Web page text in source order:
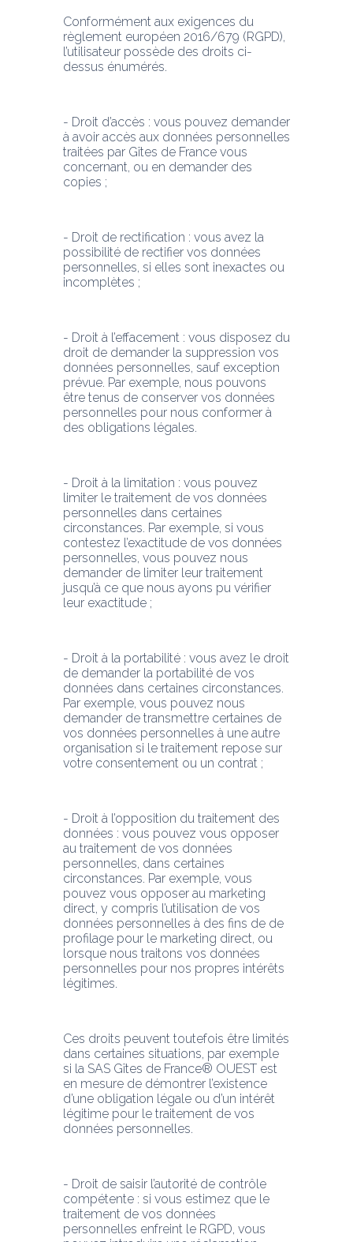
Conformément aux exigences du
règlement européen 2016/679 (RGPD),
l’utilisateur possède des droits ci-
dessus énumérés.
- Droit d’accès : vous pouvez demander
à avoir accès aux données personnelles
traitées par Gîtes de France vous
concernant, ou en demander des
copies ;
- Droit de rectification : vous avez la
possibilité de rectifier vos données
personnelles, si elles sont inexactes ou
incomplètes ;
- Droit à l’effacement : vous disposez du
droit de demander la suppression vos
données personnelles, sauf exception
prévue. Par exemple, nous pouvons
être tenus de conserver vos données
personnelles pour nous conformer à
des obligations légales.
- Droit à la limitation : vous pouvez
limiter le traitement de vos données
personnelles dans certaines
circonstances. Par exemple, si vous
contestez l’exactitude de vos données
personnelles, vous pouvez nous
demander de limiter leur traitement
jusqu’à ce que nous ayons pu vérifier
leur exactitude ;
- Droit à la portabilité : vous avez le droit
de demander la portabilité de vos
données dans certaines circonstances.
Par exemple, vous pouvez nous
demander de transmettre certaines de
vos données personnelles à une autre
organisation si le traitement repose sur
votre consentement ou un contrat ;
- Droit à l’opposition du traitement des
données : vous pouvez vous opposer
au traitement de vos données
personnelles, dans certaines
circonstances. Par exemple, vous
pouvez vous opposer au marketing
direct, y compris l’utilisation de vos
données personnelles à des fins de de
profilage pour le marketing direct, ou
lorsque nous traitons vos données
personnelles pour nos propres intérêts
légitimes.
Ces droits peuvent toutefois être limités
dans certaines situations, par exemple
si la SAS Gîtes de France® OUEST est
en mesure de démontrer l’existence
d’une obligation légale ou d’un intérêt
légitime pour le traitement de vos
données personnelles.
- Droit de saisir l’autorité de contrôle
compétente : si vous estimez que le
traitement de vos données
personnelles enfreint le RGPD, vous